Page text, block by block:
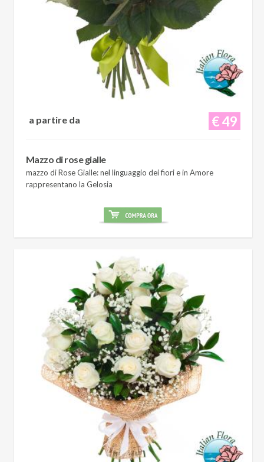
€ 49
a partire da
Mazzo di rose gialle
mazzo di Rose Gialle: nel linguaggio dei fiori e in Amore
rappresentano la Gelosia